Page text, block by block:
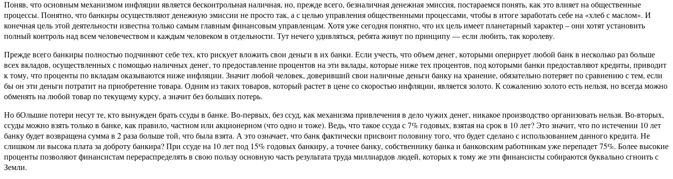
Поняв, что основным механизмом инфляции является бесконтрольная наличная, но, прежде всего, безналичная денежная эмиссия, постараемся понять, как это влияет на общественные
процессы. Понятно, что банкиры осуществляют денежную эмиссии не просто так, а с целью управления общественными процессами, чтобы в итоге заработать себе на «хлеб с маслом». И
конечная цель этой деятельности известна только самым главным финансовым управленцам. Хотя уже сегодня понятно, что их цель имеет планетарный характер – они хотят установить
полный контроль над всем человечеством и каждым человеком в отдельности. Тут нечего удивляться, ребята живут по принципу — если любить, так королеву.
Прежде всего банкиры полностью подчиняют себе тех, кто рискует вложить свои деньги в их банки. Если учесть, что объем денег, которыми оперирует любой банк в несколько раз больше
всех вкладов, осуществленных с помощью наличных денег, то предоставление процентов на эти вклады, которые ниже тех процентов, под которыми банки предоставляют кредиты, приводит
к тому, что проценты по вкладам оказываются ниже инфляции. Значит любой человек, доверивший свои наличные деньги банку на хранение, обязательно потеряет по сравнению с тем, если
бы он эти деньги потратит на приобретение товара. Одним из таких товаров, который растет в цене со скоростью инфляции, является золото. К сожалению золото есть нельзя, но всегда можно
обменять на любой товар по текущему курсу, а значит без больших потерь.
Но бОльшие потери несут те, кто вынужден брать ссуды в банке. Во-первых, без ссуд, как механизма привлечения в дело чужих денег, никакое производство организовать нельзя. Во-вторых,
ссуды можно взять только в банке, как правило, частном или акционерном (что одно и тоже). Ведь, что такое ссуда с 7% годовых, взятая на срок в 10 лет? Это значит, что по истечении 10 лет
банку будет возвращена сумма в 2 раза больше той, что была взята. А это означает, что банк фактически присвоит половину того, что будет сделано с использованием данного кредита. Не
слишком ли высока плата за доброту банкира? При ссуде на 10 лет под 15% годовых банкиру, а точнее банку, собственнику банка и банковским работникам уже перепадет 75%. Более высокие
проценты позволяют финансистам перераспределять в свою пользу основную часть результата труда миллиардов людей, которых к тому же эти финансисты собираются буквально сгноить с
Земли.